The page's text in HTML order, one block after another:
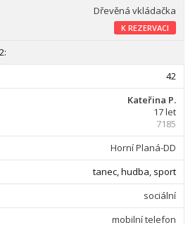
Dřevěná vkládačka
K REZERVACI
42
Kateřina P.
17 let
7185
Horní Planá-DD
tanec, hudba, sport
sociální
mobilní telefon